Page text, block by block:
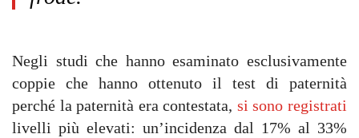
Negli studi che hanno esaminato esclusivamente
coppie che hanno ottenuto il test di paternità
perché la paternità era contestata, si sono registrati
livelli più elevati: un’incidenza dal 17% al 33%